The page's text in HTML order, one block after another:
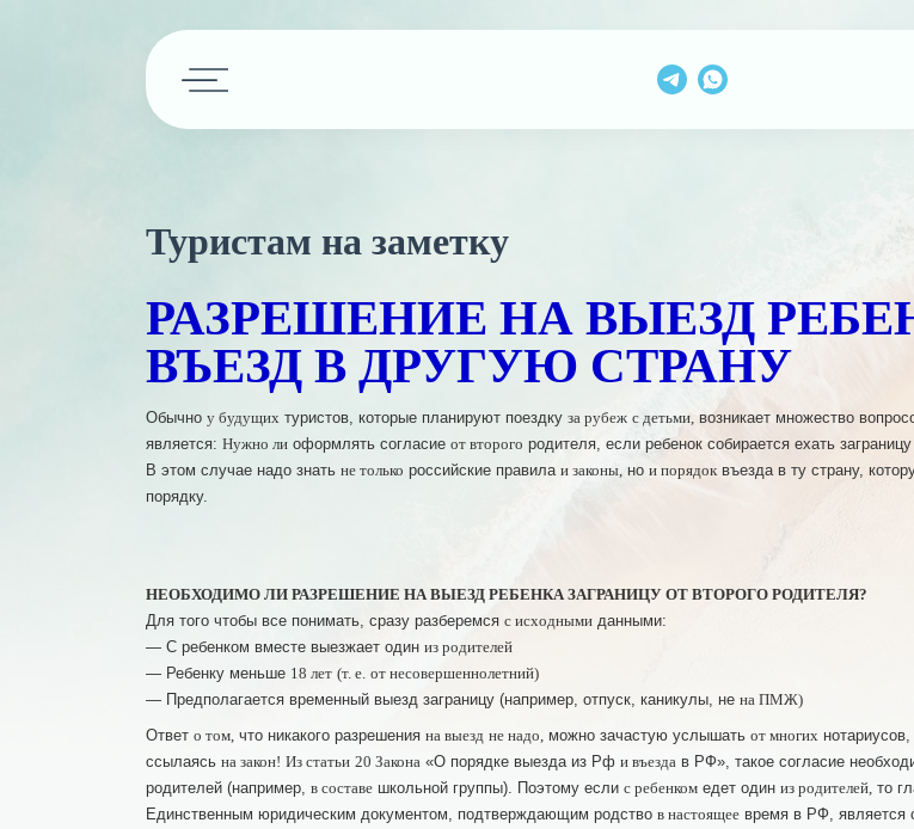
Горящие туры
Страны
Минимальные цены
Авиабилеты
Визы
Туры по Росcии
Туристам на заметку
Кредит и Рассрочка
Туристам на заметку
РАЗРЕШЕНИЕ НА ВЫЕЗД
ВЪЕЗД В ДРУГУЮ СТРАНУ
Обычно у будущих туристов, которые планируют поездку за рубеж с детьми, возникает множество
является: Нужно ли оформлять согласие от второго родителя, если ребенок собирается ехать
В этом случае надо знать не только российские правила и законы, но и порядок въезда в ту страну,
порядку.
НЕОБХОДИМО ЛИ РАЗРЕШЕНИЕ НА ВЫЕЗД РЕБЕНКА ЗАГРАНИЦУ ОТ ВТОРОГО РОДИТЕЛЯ?
Для того чтобы все понимать, сразу разберемся с исходными данными:
— С ребенком вместе выезжает один из родителей
— Ребенку меньше 18 лет (т. е. от несовершеннолетний)
— Предполагается временный выезд заграницу (например, отпуск, каникулы, не на ПМЖ)
Ответ о том, что никакого разрешения на выезд не надо, можно зачастую услышать от многих
ссылаясь на закон! Из статьи 20 Закона «О порядке выезда из Рф и въезда в РФ», такое согласие
родителей (например, в составе школьной группы). Поэтому если с ребенком едет один из родителей, то
Единственным юридическим документом, подтверждающим родство в настоящее время в РФ, является